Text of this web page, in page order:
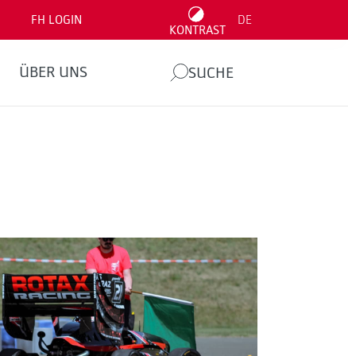
FH LOGIN
KONTRAST
DE
ÜBER UNS SUCHE